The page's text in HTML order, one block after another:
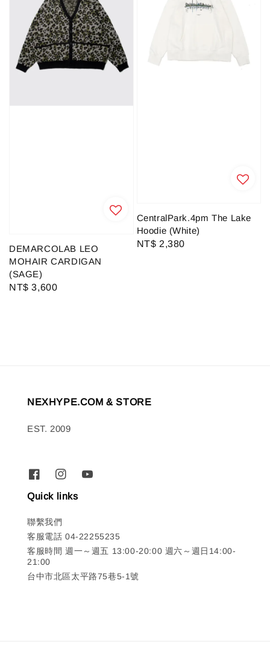
DEMARCOLAB LEO
MOHAIR CARDIGAN
(SAGE)
Regular
NT$ 3,600
CentralPark.4pm The Lake
Hoodie (White)
Regular
NT$ 2,380
NEXHYPE.COM & STORE
EST. 2009
Quick links
聯繫我們
客服電話 04-22255235
客服時間 週一～週五 13:00-20:00 週六～週日14:00-
21:00
台中市北區太平路75巷5-1號